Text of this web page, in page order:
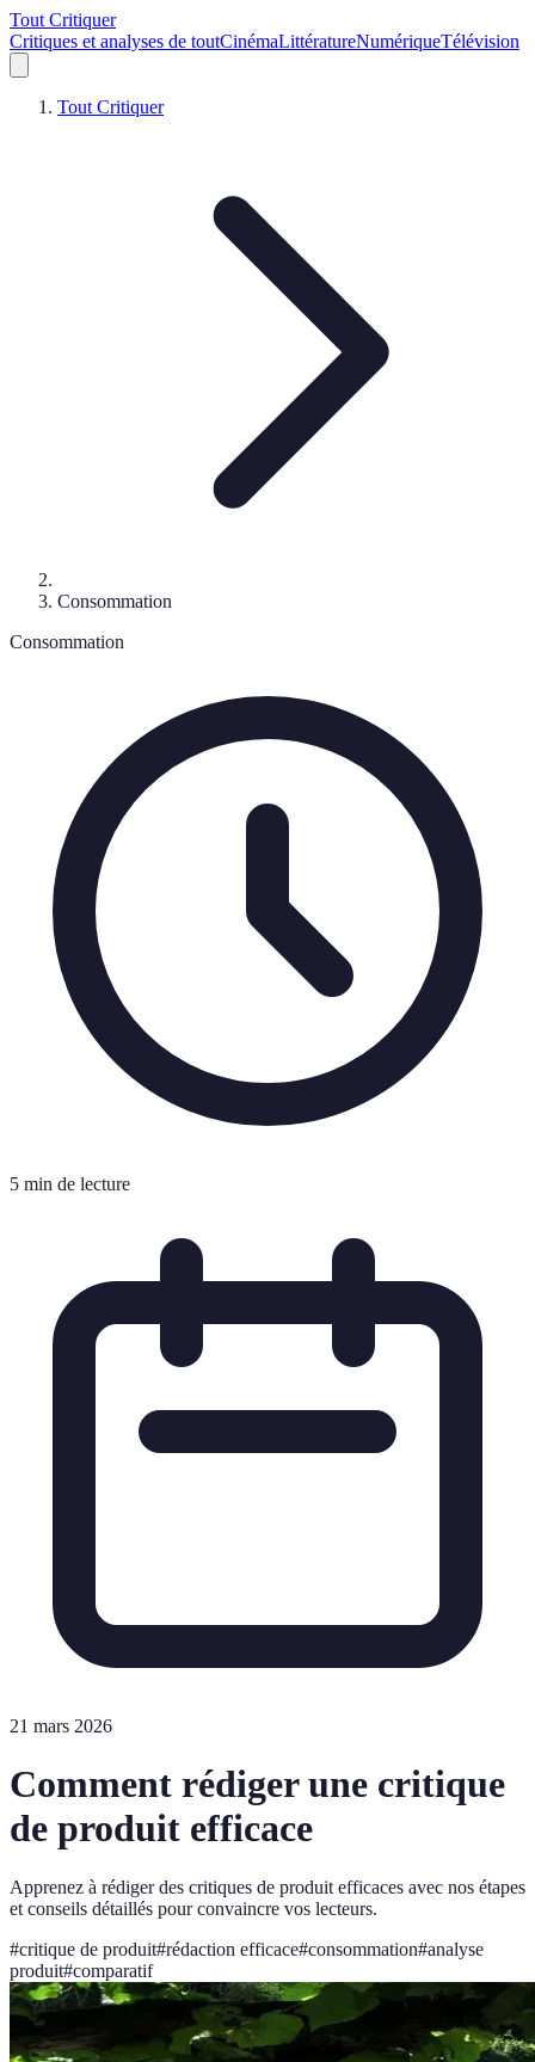
Tout Critiquer
Critiques et analyses de toutCinémaLittératureNumériqueTélévision
Tout Critiquer
Consommation
Consommation
5 min de lecture
21 mars 2026
Comment rédiger une critique
de produit efficace
Apprenez à rédiger des critiques de produit efficaces avec nos étapes
et conseils détaillés pour convaincre vos lecteurs.
#critique de produit#rédaction efficace#consommation#analyse
produit#comparatif